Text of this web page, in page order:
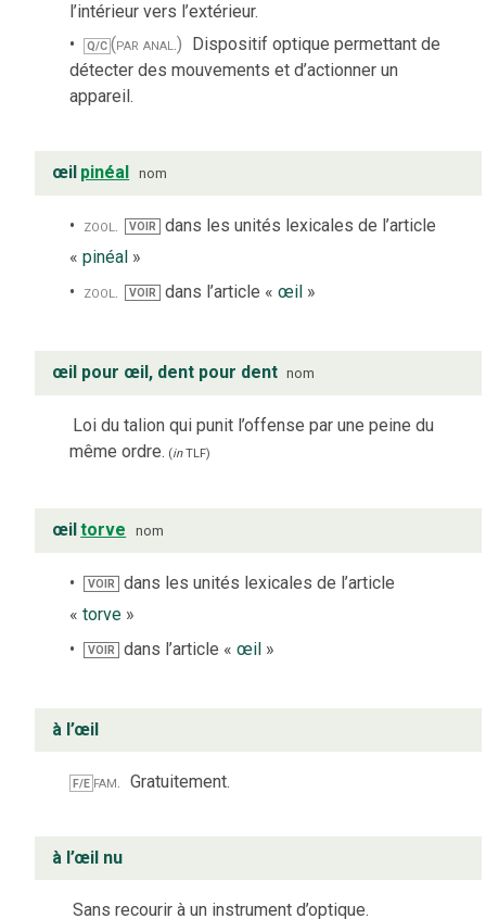
l’intérieur vers l’extérieur.
Q/C (par anal.)
Dispositif optique permettant de
détecter des mouvements et d’actionner un
appareil.
œil pinéal nom
zool. VOIR
dans les unités lexicales de l’article
« pinéal »
zool.
VOIR dans l’article « œil»
œil pour œil, dent pour dent nom
Loi du talion qui punit l’offense par une peine du
même ordre. (inTLF)
œiltorve nom
VOIR
dans les unités lexicales de l’article
« torve »
VOIR dans l’article «œil »
à l’œil
F/E fam. Gratuitement.
à l’œil nu
Sans recourir à un instrument d’optique.